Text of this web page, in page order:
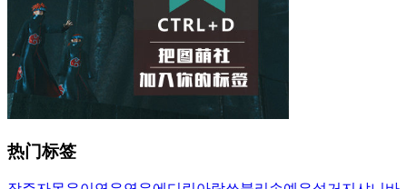
导
航
热门标签